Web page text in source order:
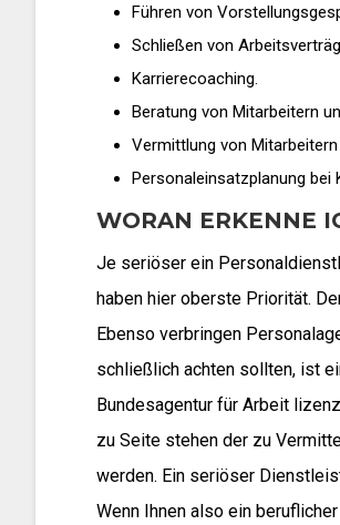
Führen von
Schließen von
Karrierecoaching.
Beratung von Mitarbeitern
Vermittlung von Mitarbeitern
Personaleinsatzplanung bei
WORAN ERKENNE
Je seriöser ein
haben hier oberste Priorität.
Ebenso verbringen
schließlich achten sollten, ist
Bundesagentur für Arbeit
zu Seite stehen der zu
werden. Ein seriöser
Wenn Ihnen also ein